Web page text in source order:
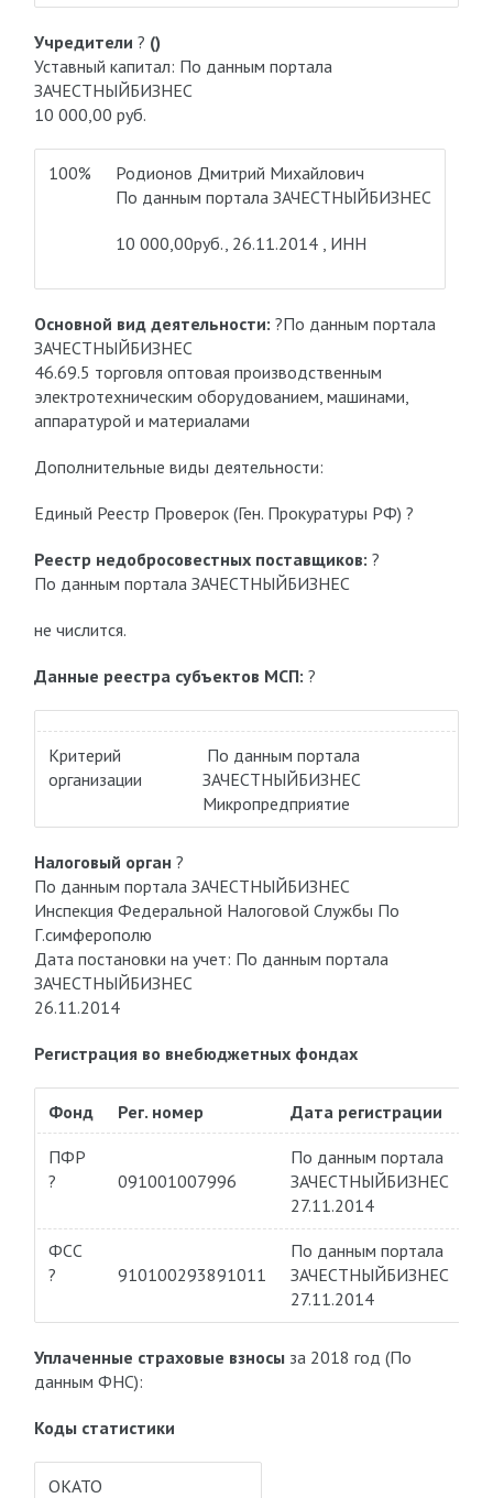
Учредители ? ()
Уставный капитал: По данным портала
ЗАЧЕСТНЫЙБИЗНЕС
10 000,00 руб.
100%
Родионов Дмитрий Михайлович
По данным портала ЗАЧЕСТНЫЙБИЗНЕС
10 000,00руб., 26.11.2014 , ИНН
Основной вид деятельности: ?По данным портала
ЗАЧЕСТНЫЙБИЗНЕС
46.69.5 торговля оптовая производственным
электротехническим оборудованием, машинами,
аппаратурой и материалами
Дополнительные виды деятельности:
Единый Реестр Проверок (Ген. Прокуратуры РФ) ?
Реестр недобросовестных поставщиков: ?
По данным портала ЗАЧЕСТНЫЙБИЗНЕС
не числится.
Данные реестра субъектов МСП: ?
Критерий
организации
По данным портала
ЗАЧЕСТНЫЙБИЗНЕС
Микропредприятие
Налоговый орган ?
По данным портала ЗАЧЕСТНЫЙБИЗНЕС
Инспекция Федеральной Налоговой Службы По
Г.симферополю
Дата постановки на учет: По данным портала
ЗАЧЕСТНЫЙБИЗНЕС
26.11.2014
Регистрация во внебюджетных фондах
Фонд Рег. номер Дата регистрации
ПФР
?
091001007996
По данным портала
ЗАЧЕСТНЫЙБИЗНЕС
27.11.2014
ФСС
?
910100293891011
По данным портала
ЗАЧЕСТНЫЙБИЗНЕС
27.11.2014
Уплаченные страховые взносыза 2018 год (По
данным ФНС):
Коды статистики
ОКАТО